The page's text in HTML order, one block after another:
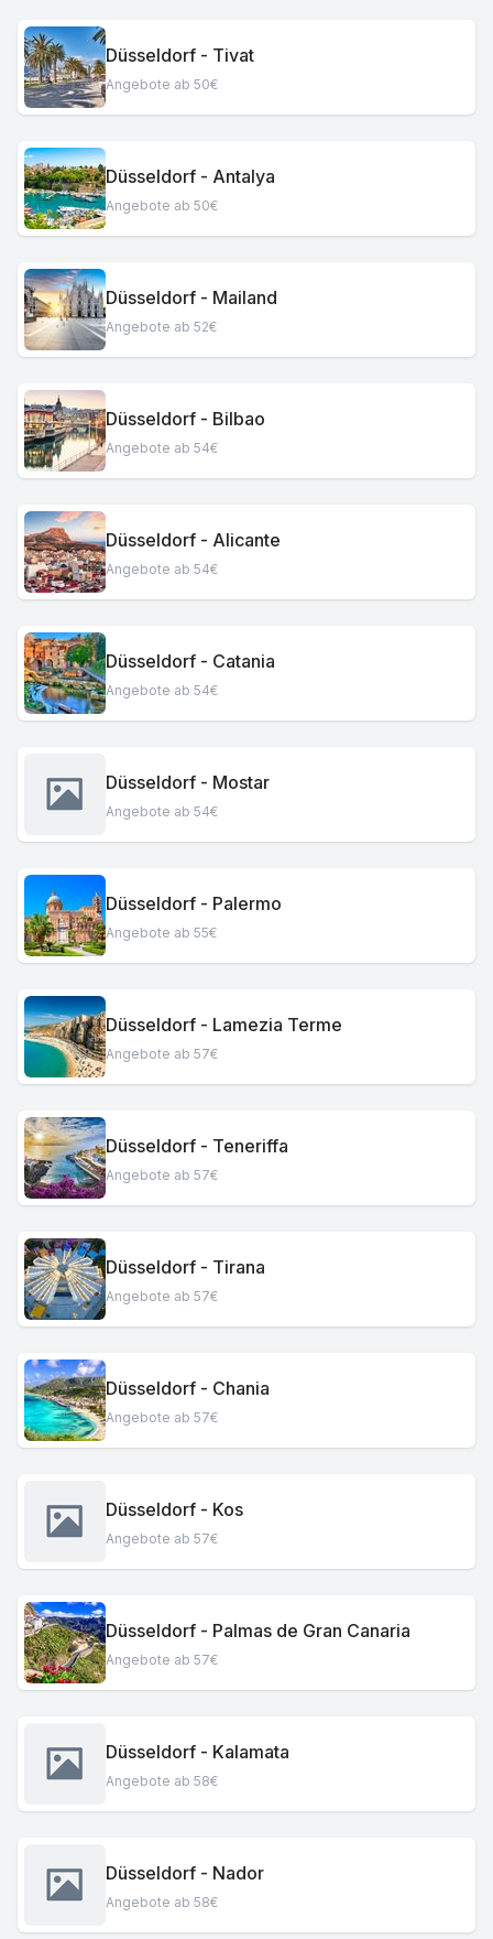
Düsseldorf - Tivat
Angebote ab 50€
Düsseldorf - Antalya
Angebote ab 50€
Düsseldorf - Mailand
Angebote ab 52€
Düsseldorf - Bilbao
Angebote ab 54€
Düsseldorf - Alicante
Angebote ab 54€
Düsseldorf - Catania
Angebote ab 54€
Düsseldorf - Mostar
Angebote ab 54€
Düsseldorf - Palermo
Angebote ab 55€
Düsseldorf - Lamezia Terme
Angebote ab 57€
Düsseldorf - Teneriffa
Angebote ab 57€
Düsseldorf - Tirana
Angebote ab 57€
Düsseldorf - Chania
Angebote ab 57€
Düsseldorf - Kos
Angebote ab 57€
Düsseldorf - Palmas de Gran Canaria
Angebote ab 57€
Düsseldorf - Kalamata
Angebote ab 58€
Düsseldorf - Nador
Angebote ab 58€